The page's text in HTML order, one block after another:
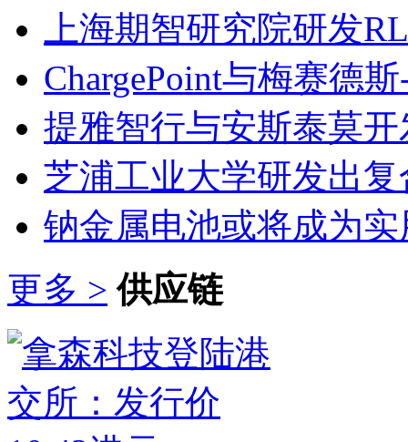
上海期智研究院研发
ChargePoint与梅赛德
提雅智行与安斯泰莫
芝浦工业大学研发出
钠金属电池或将成为
更多 > 供应链